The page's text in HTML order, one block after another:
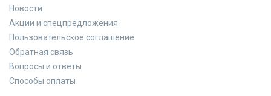
Новости
Акции и спецпредложения
Пользовательское соглашение
Обратная связь
Вопросы и ответы
Способы оплаты